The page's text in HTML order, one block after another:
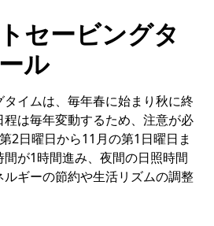
セービングタ
ル
イムは、毎年春に始まり秋に終
は毎年変動するため、注意が必
2日曜日から11月の第1日曜日ま
が1時間進み、夜間の日照時間
ギーの節約や生活リズムの調整